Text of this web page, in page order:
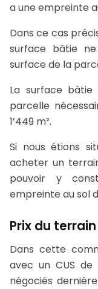
a une empreinte
Dans ce cas
surface bâtie
surface de la
La surface
parcelle
1’449 m².
Si nous étions
acheter un
pouvoir y
empreinte au sol
Prix du
Dans cette
avec un CUS
négociés